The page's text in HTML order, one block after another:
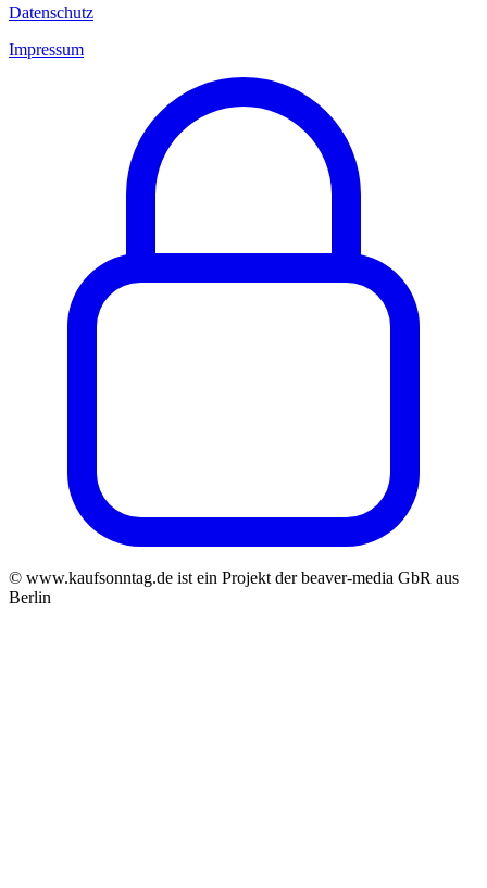
Datenschutz
Impressum
© www.kaufsonntag.de ist ein Projekt der beaver-media GbR aus
Berlin